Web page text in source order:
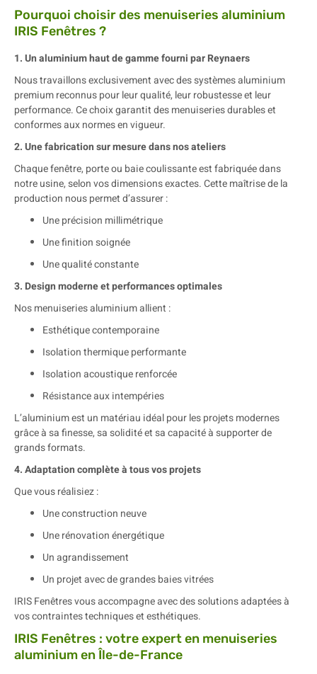
Pourquoi choisir des menuiseries aluminium
IRIS Fenêtres ?
1. Un aluminium haut de gamme fourni par Reynaers
Nous travaillons exclusivement avec des systèmes aluminium
premium reconnus pour leur qualité, leur robustesse et leur
performance. Ce choix garantit des menuiseries durables et
conformes aux normes en vigueur.
2. Une fabrication sur mesure dans nos ateliers
Chaque fenêtre, porte ou baie coulissante est fabriquée dans
notre usine, selon vos dimensions exactes. Cette maîtrise de la
production nous permet d’assurer :
Une précision millimétrique
Une finition soignée
Une qualité constante
3. Design moderne et performances optimales
Nos menuiseries aluminium allient :
Esthétique contemporaine
Isolation thermique performante
Isolation acoustique renforcée
Résistance aux intempéries
L’aluminium est un matériau idéal pour les projets modernes
grâce à sa finesse, sa solidité et sa capacité à supporter de
grands formats.
4. Adaptation complète à tous vos projets
Que vous réalisiez :
Une construction neuve
Une rénovation énergétique
Un agrandissement
Un projet avec de grandes baies vitrées
IRIS Fenêtres vous accompagne avec des solutions adaptées à
vos contraintes techniques et esthétiques.
IRIS Fenêtres : votre expert en menuiseries
aluminium en Île-de-France